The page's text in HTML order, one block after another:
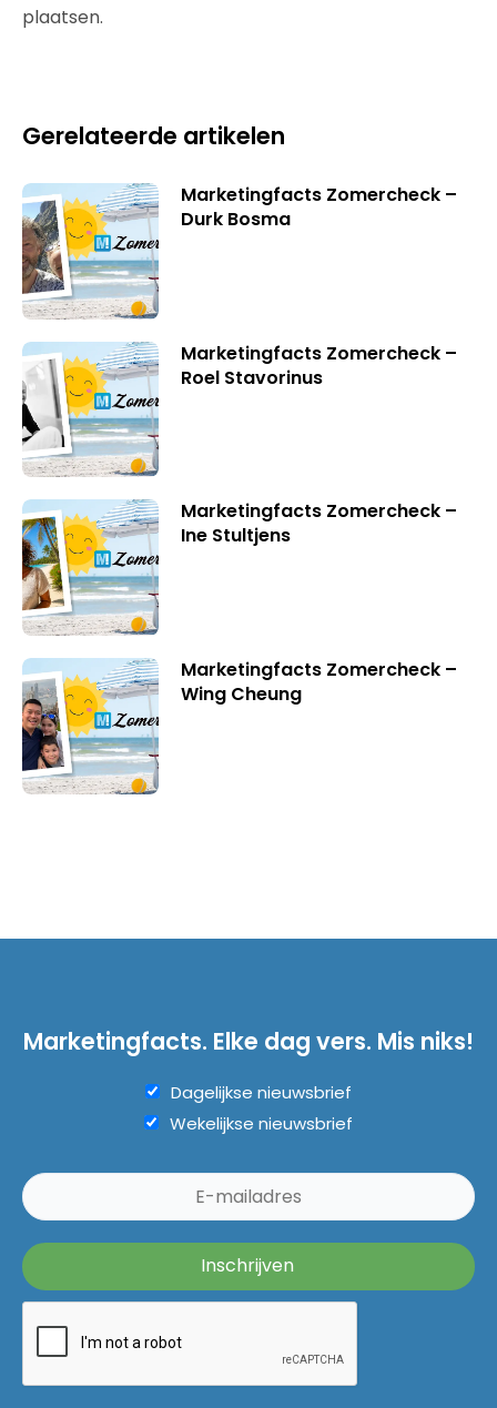
plaatsen.
Gerelateerde artikelen
Marketingfacts Zomercheck –
Durk Bosma
Marketingfacts Zomercheck –
Roel Stavorinus
Marketingfacts Zomercheck –
Ine Stultjens
Marketingfacts Zomercheck –
Wing Cheung
Marketingfacts. Elke dag vers. Mis niks!
Dagelijkse nieuwsbrief
Wekelijkse nieuwsbrief